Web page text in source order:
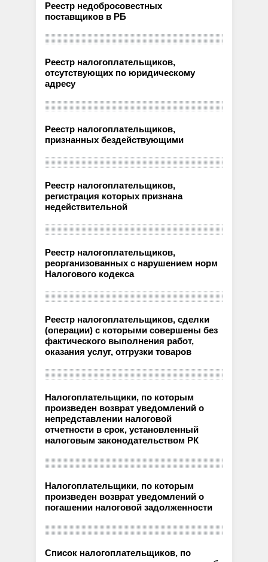
Реестр недобросовестных
поставщиков в РБ
Реестр налогоплательщиков,
отсутствующих по юридическому
адресу
Реестр налогоплательщиков,
признанных бездействующими
Реестр налогоплательщиков,
регистрация которых признана
недействительной
Реестр налогоплательщиков,
реорганизованных с нарушением норм
Налогового кодекса
Реестр налогоплательщиков, сделки
(операции) с которыми совершены без
фактического выполнения работ,
оказания услуг, отгрузки товаров
Налогоплательщики, по которым
произведен возврат уведомлений о
непредставлении налоговой
отчетности в срок, установленный
налоговым законодательством РК
Налогоплательщики, по которым
произведен возврат уведомлений о
погашении налоговой задолженности
Список налогоплательщиков, по